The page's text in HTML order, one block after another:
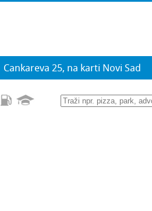
Cankareva 25, na karti Novi Sad